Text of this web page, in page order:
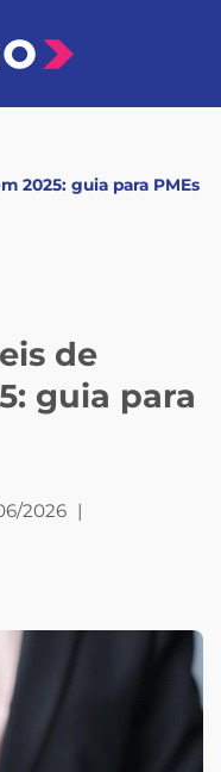
2025: guia para PMEs
de
guia para
2026 |